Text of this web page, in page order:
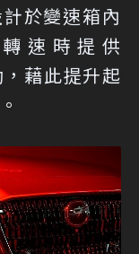
於變速箱內
速時提供
藉此提升起